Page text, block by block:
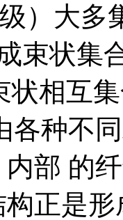
）大多
束状集
状相互
各种不
部 的
正是